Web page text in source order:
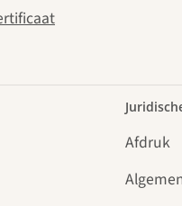
Afdruk